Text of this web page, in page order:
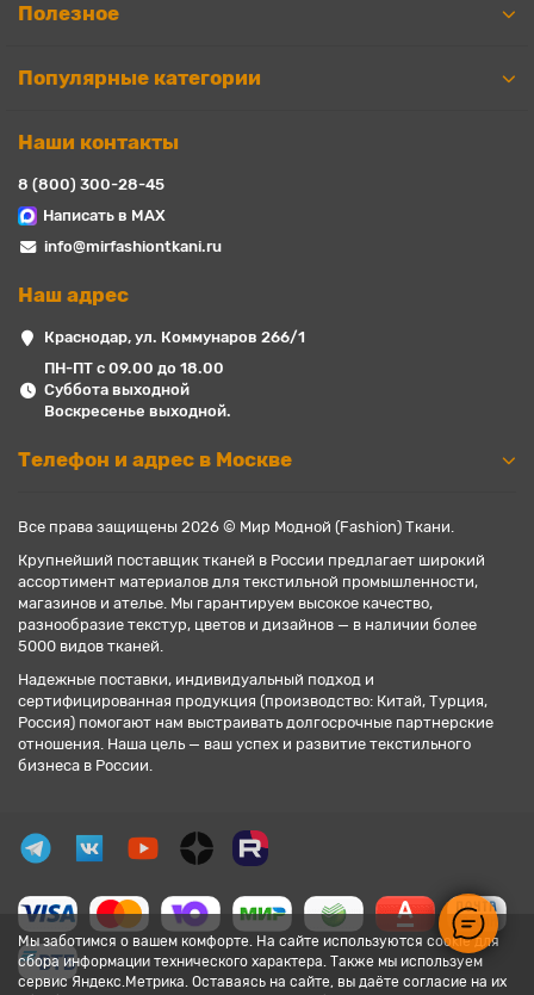
Мы заботимся о вашем комфорте. На сайте используются cookie для
сбора информации технического характера. Также мы используем
сервис Яндекс.Метрика. Оставаясь на сайте, вы даёте согласие на их
Полезное
Популярные категории
Наши контакты
8 (800) 300-28-45
Написать в MAX
info@mirfashiontkani.ru
Наш адрес
Краснодар, ул. Коммунаров 266/1
ПН-ПТ с 09.00 до 18.00
Суббота выходной
Воскресенье выходной.
Телефон и адрес в Москве
Все права защищены 2026 © Мир Модной (Fashion) Ткани.
Крупнейший поставщик тканей в России предлагает широкий
ассортимент материалов для текстильной промышленности,
магазинов и ателье. Мы гарантируем высокое качество,
разнообразие текстур, цветов и дизайнов — в наличии более
5000 видов тканей.
Надежные поставки, индивидуальный подход и
сертифицированная продукция (производство: Китай, Турция,
Россия) помогают нам выстраивать долгосрочные партнерские
отношения. Наша цель — ваш успех и развитие текстильного
бизнеса в России.